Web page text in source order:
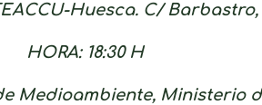
Huesca. C/
HORA: 18:30 H
Medioambiente, Ministerio